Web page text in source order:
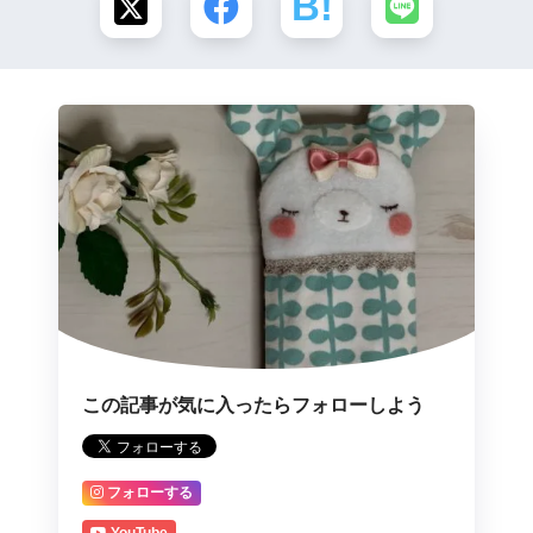
この記事が気に入ったらフォローしよう
フォローする